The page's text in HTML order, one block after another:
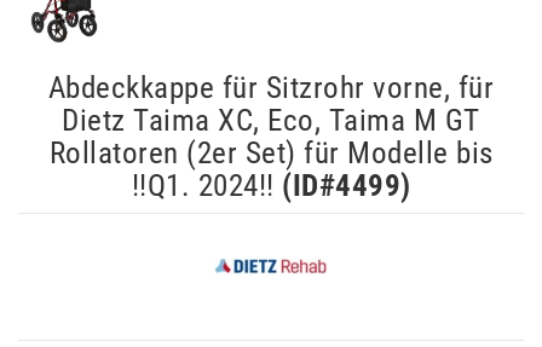
Abdeckkappe für Sitzrohr vorne, für
Dietz Taima XC, Eco, Taima M GT
Rollatoren (2er Set) für Modelle bis
!!Q1. 2024!! (ID#4499)